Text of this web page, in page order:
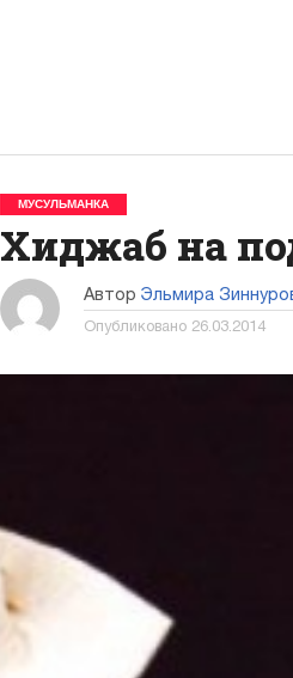
МУСУЛЬМАНКА
Хиджаб на
Автор Эльмира
Опубликовано 26.03.2014